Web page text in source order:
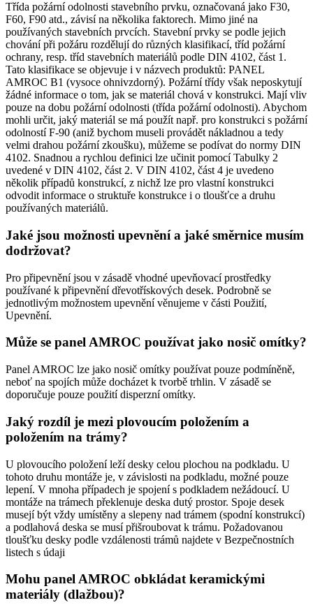
Třída požární odolnosti stavebního prvku, označovaná jako F30,
F60, F90 atd., závisí na několika faktorech. Mimo jiné na
používaných stavebních prvcích. Stavební prvky se podle jejich
chování při požáru rozdělují do různých klasifikací, tříd požární
ochrany, resp. tříd stavebních materiálů podle DIN 4102, část 1.
Tato klasifikace se objevuje i v názvech produktů: PANEL
AMROC B1 (vysoce ohnivzdorný). Požární třídy však neposkytují
žádné informace o tom, jak se materiál chová v konstrukci. Mají vliv
pouze na dobu požární odolnosti (třída požární odolnosti). Abychom
mohli určit, jaký materiál se má použít např. pro konstrukci s požární
odolností F-90 (aniž bychom museli provádět nákladnou a tedy
velmi drahou požární zkoušku), můžeme se podívat do normy DIN
4102. Snadnou a rychlou definici lze učinit pomocí Tabulky 2
uvedené v DIN 4102, část 2. V DIN 4102, část 4 je uvedeno
několik případů konstrukcí, z nichž lze pro vlastní konstrukci
odvodit informace o struktuře konstrukce i o tloušťce a druhu
používaných materiálů.
Jaké jsou možnosti upevnění a jaké směrnice musím
dodržovat?
Pro připevnění jsou v zásadě vhodné upevňovací prostředky
používané k připevnění dřevotřískových desek. Podrobně se
jednotlivým možnostem upevnění věnujeme v části Použití,
Upevnění.
Může se panel AMROC používat jako nosič omítky?
Panel AMROC lze jako nosič omítky používat pouze podmíněně,
neboť na spojích může docházet k tvorbě trhlin. V zásadě se
doporučuje pouze použití disperzní omítky.
Jaký rozdíl je mezi plovoucím položením a
položením na trámy?
U plovoucího položení leží desky celou plochou na podkladu. U
tohoto druhu montáže je, v závislosti na podkladu, možné pouze
lepení. V mnoha případech je spojení s podkladem nežádoucí. U
montáže na trámech překlenuje deska dutý prostor. Spoje desek
musejí být vždy umístěny a slepeny nad trámem (spodní konstrukcí)
a podlahová deska se musí přišroubovat k trámu. Požadovanou
tloušťku desky podle vzdálenosti trámů najdete v Bezpečnostních
listech s údaji
Mohu panel AMROC obkládat keramickými
materiály (dlažbou)?